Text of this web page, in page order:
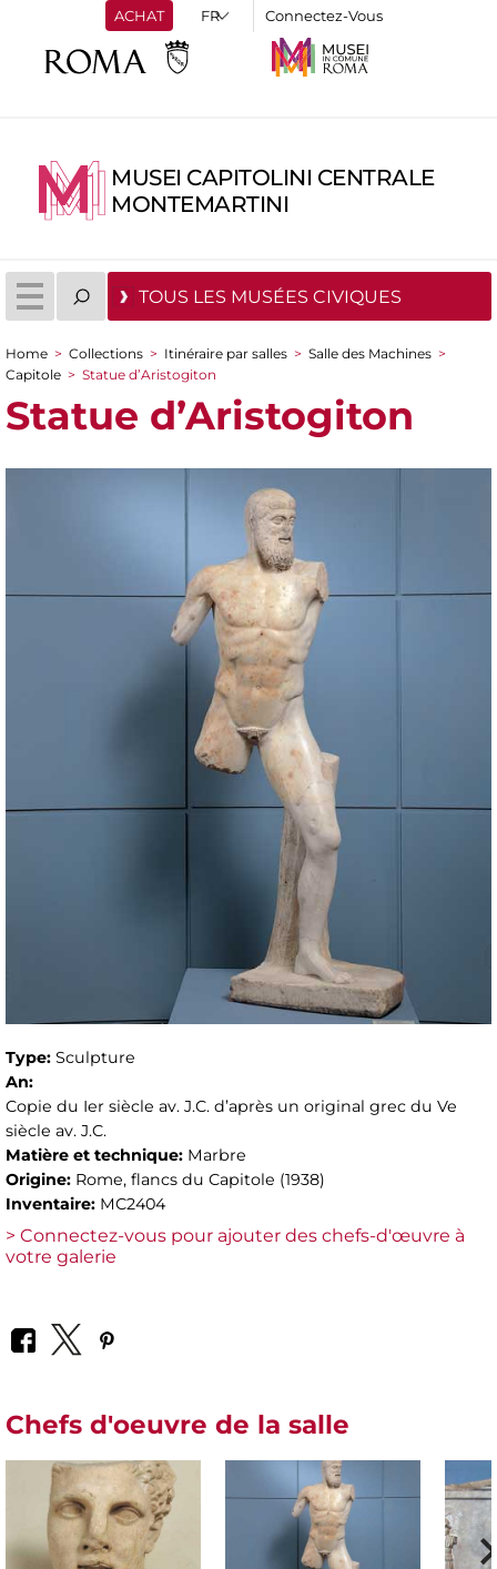
ACHAT Connectez-Vous
MUSEI CAPITOLINI CENTRALE
MONTEMARTINI
TOUS LES MUSÉES CIVIQUES
You are here
Home > Collections > Itinéraire par salles > Salle des Machines >
Capitole > Statue d’Aristogiton
Statue d’Aristogiton
Type: Sculpture
An:
Copie du Ier siècle av. J.C. d’après un original grec du Ve
siècle av. J.C.
Matière et technique: Marbre
Origine: Rome, flancs du Capitole (1938)
Inventaire: MC2404
> Connectez-vous pour ajouter des chefs-d'œuvre à
votre galerie
Chefs d'oeuvre de la salle